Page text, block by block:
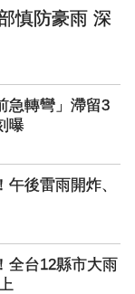
小事！
慎防豪雨 深
急轉彎」滯留3
曝
後雷雨開炸、
全台12縣市大雨